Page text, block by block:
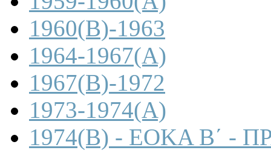
1960(B)-1963
1964-1967(A)
1967(B)-1972
1973-1974(A)
1974(B) - ΕΟΚΑ Β΄ -